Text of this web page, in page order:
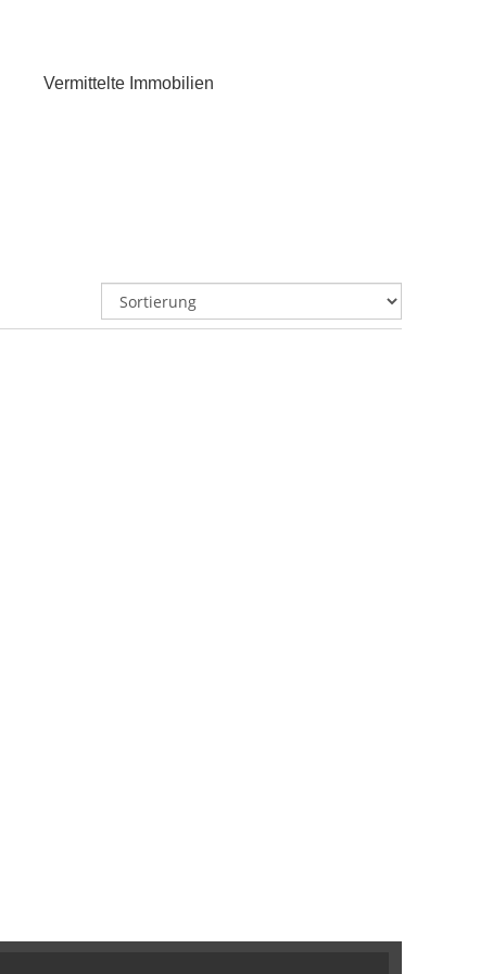
Vermittelte Immobilien